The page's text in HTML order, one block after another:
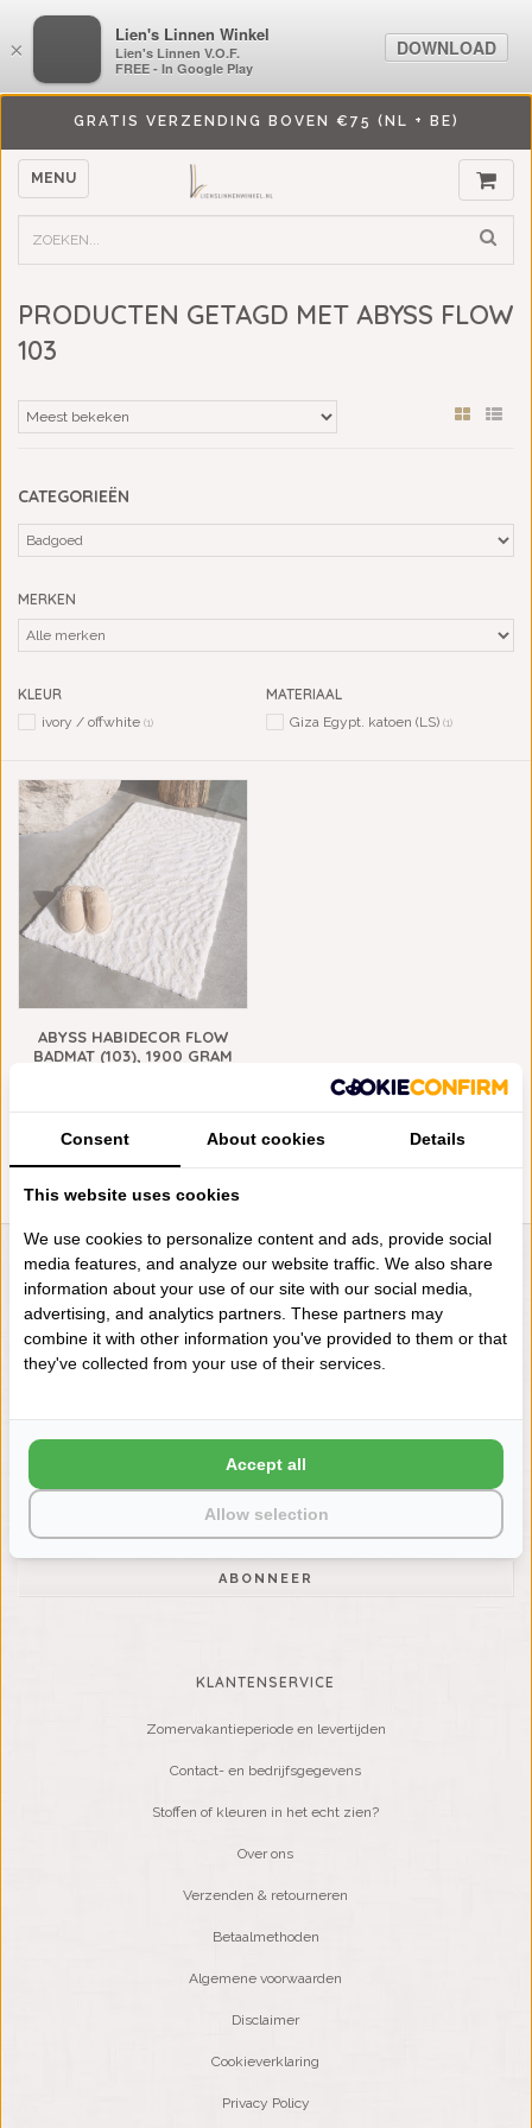
GRATIS VERZENDING BOVEN €75 (NL + BE)
MENU
PRODUCTEN GETAGD MET ABYSS FLOW
103
CATEGORIEËN
MERKEN
KLEUR
ivory / offwhite (1)
MATERIAAL
Giza Egypt. katoen (LS) (1)
ABYSS HABIDECOR FLOW
BADMAT (103), 1900 GRAM
LIENSLINNENWINKEL.NL
VRAGEN? BEL DAN
+31 (0) 575 511817
NIEUWSBRIEF
Wilt u op de hoogte blijven?
ABONNEER
KLANTENSERVICE
Zomervakantieperiode en levertijden
Contact- en bedrijfsgegevens
Stoffen of kleuren in het echt zien?
Over ons
Verzenden & retourneren
Betaalmethoden
Algemene voorwaarden
Disclaimer
Cookieverklaring
Privacy Policy
×
LiensLinnenwinkel.nl
Lien's Linnen V.O.F.
FREE - In Google Play
DOWNLOAD
Consent About cookies Details
This website uses cookies
We use cookies to personalize content and ads, provide social
media features, and analyze our website traffic. We also share
information about your use of our site with our social media,
advertising, and analytics partners. These partners may
combine it with other information you've provided to them or that
they've collected from your use of their services.
Allow selection
Accept all
×
Lien's Linnen Winkel
Lien's Linnen V.O.F.
FREE - In Google Play
DOWNLOAD